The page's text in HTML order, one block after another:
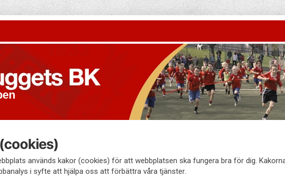
används kakor (cookies) för att webbplatsen ska fungera bra för dig.
i syfte att hjälpa oss att förbättra våra tjänster.